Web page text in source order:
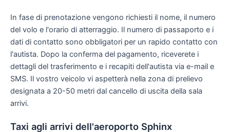
In fase di prenotazione vengono richiesti il nome, il numero
del volo e l'orario di atterraggio. Il numero di passaporto e i
dati di contatto sono obbligatori per un rapido contatto con
l'autista. Dopo la conferma del pagamento, riceverete i
dettagli del trasferimento e i recapiti dell'autista via e-mail e
SMS. Il vostro veicolo vi aspetterà nella zona di prelievo
designata a 20-50 metri dal cancello di uscita della sala
arrivi.
Taxi agli arrivi dell'aeroporto Sphinx